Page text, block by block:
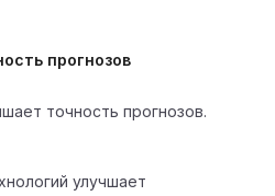
прогнозов
точность прогнозов.
улучшает